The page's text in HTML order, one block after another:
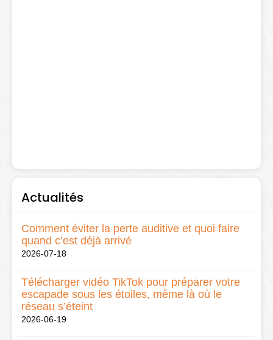
Actualités
Comment éviter la perte auditive et quoi faire
quand c’est déjà arrivé
2026-07-18
Télécharger vidéo TikTok pour préparer votre
escapade sous les étoiles, même là où le
réseau s’éteint
2026-06-19